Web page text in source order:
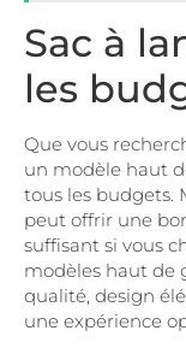
Sac à
les
Que vous
un modèle haut
tous les budgets.
peut offrir une
suffisant si vous
modèles haut de
qualité, design
une expérience